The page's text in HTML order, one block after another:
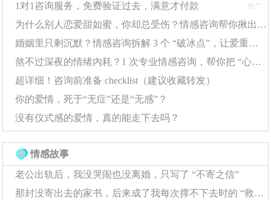
养成法"，通过建立新的生活规律来转移注意力，这种方法
对80%的暗恋者都有效果。
持续寻找真爱是解决情感问题的终极方案。数据显
示，保持积极社交的单身人士，其遇到合适伴侣的概率是
宅家人的3倍。在应对这类情感问题时，可以尝试每月参加
2-3次社交活动，逐步扩大交际圈。值得注意的是，系统解
生理因素在情感问题中扮演重要角色。脑科学研究表
明，暗恋时多巴胺分泌量会激增300%，这种生理变化会严
1对1咨询服务，免费验证过去，满意才付款
推广
为什么别人恋爱甜如蜜，你却总受伤？情感咨询帮你揪出 “情感盲区”
婚姻里只剩沉默？情感咨询拆解 3 个 “破冰点”，让爱重新流动
熬不过深夜的情绪内耗？1 次专业情感咨询，帮你把 “心结” 捋顺
超详细！咨询前准备 checklist（建议收藏转发）
你的爱情，死于“无症”还是“无感”？
没有仪式感的爱情，真的能走下去吗？
情感故事
老公出轨后，我没哭闹也没离婚，只写了 “不寄之信”
那封没寄出去的家书，后来成了我每次撑不下去时的 “救命符”